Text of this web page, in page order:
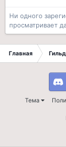
Ни одного
просматривает
Главная
Тема